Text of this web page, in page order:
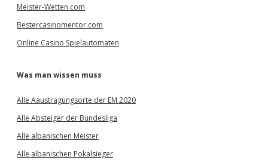
Meister-Wetten.com
Bestercasinomentor.com
Online Casino Spielautomaten
Was man wissen muss
Alle Aaustragungsorte der EM 2020
Alle Absteiger der Bundesliga
Alle albanischen Meister
Alle albanischen Pokalsieger